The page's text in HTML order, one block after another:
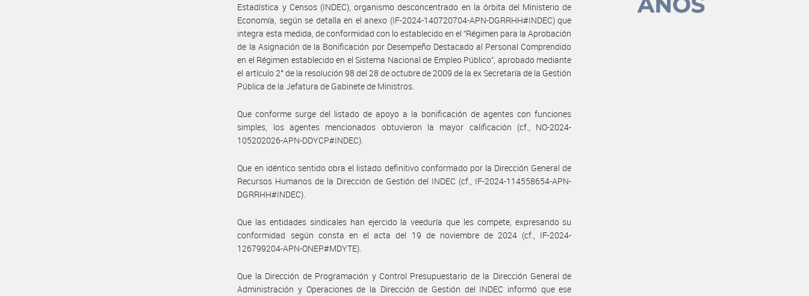
Estadística y Censos (INDEC), organismo desconcentrado en la órbita del Ministerio de
Economía, según se detalla en el anexo (IF-2024-140720704-APN-DGRRHH#INDEC) que
integra esta medida, de conformidad con lo establecido en el “Régimen para la Aprobación
de la Asignación de la Bonificación por Desempeño Destacado al Personal Comprendido
en el Régimen establecido en el Sistema Nacional de Empleo Público”, aprobado mediante
el artículo 2° de la resolución 98 del 28 de octubre de 2009 de la ex Secretaría de la Gestión
Pública de la Jefatura de Gabinete de Ministros.
Que conforme surge del listado de apoyo a la bonificación de agentes con funciones
simples, los agentes mencionados obtuvieron la mayor calificación (cf., NO-2024-
105202026-APN-DDYCP#INDEC).
Que en idéntico sentido obra el listado definitivo conformado por la Dirección General de
Recursos Humanos de la Dirección de Gestión del INDEC (cf., IF-2024-114558654-APN-
DGRRHH#INDEC).
Que las entidades sindicales han ejercido la veeduría que les compete, expresando su
conformidad según consta en el acta del 19 de noviembre de 2024 (cf., IF-2024-
126799204-APN-ONEP#MDYTE).
Que la Dirección de Programación y Control Presupuestario de la Dirección General de
Administración y Operaciones de la Dirección de Gestión del INDEC informó que ese